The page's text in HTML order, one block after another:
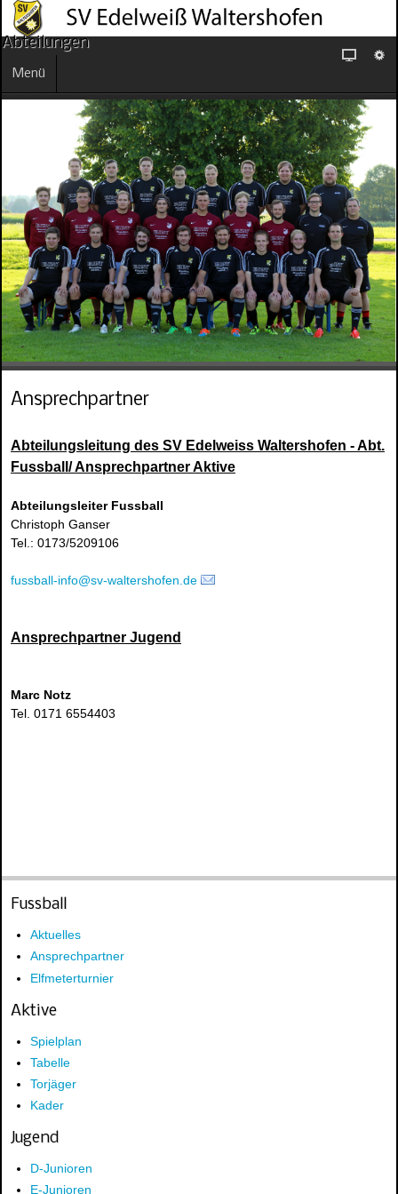
Abteilungen
Menü
Ansprechpartner
Abteilungsleitung des SV Edelweiss Waltershofen - Abt.
Fussball/ Ansprechpartner Aktive
Abteilungsleiter Fussball
Christoph Ganser
Tel.: 0173/5209106
fussball-info@sv-waltershofen.de
Ansprechpartner Jugend
Marc Notz
Tel. 0171 6554403
Fussball
Aktuelles
Ansprechpartner
Elfmeterturnier
Aktive
Spielplan
Tabelle
Torjäger
Kader
Jugend
D-Junioren
E-Junioren